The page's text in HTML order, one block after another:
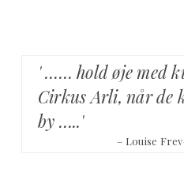
' …… hold øje med
Cirkus Arli, når de
by …..'
– Louise